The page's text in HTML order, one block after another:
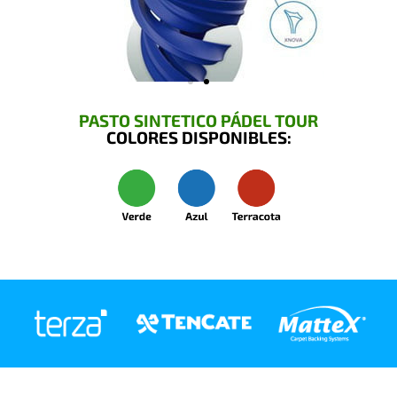
PASTO SINTETICO PÁDEL TOUR
COLORES DISPONIBLES: